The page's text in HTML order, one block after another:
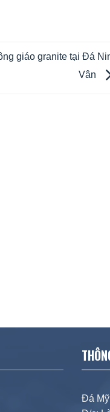
giáo granite tại Đá
Vân
Đá